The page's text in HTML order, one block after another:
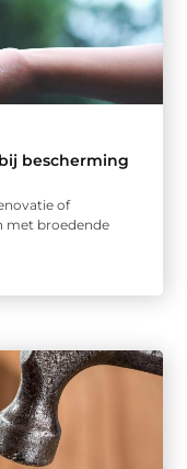
bescherming
of
met broedende